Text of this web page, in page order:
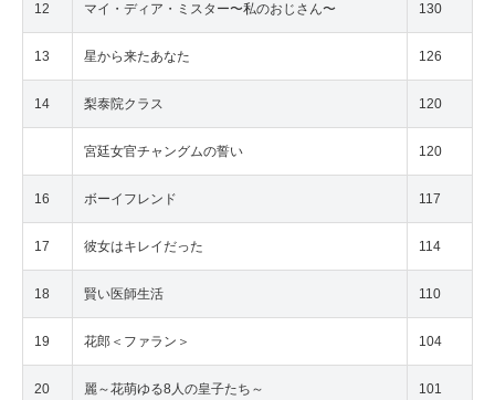
12 マイ・ディア・ミスター〜私のおじさん〜 130
13 星から来たあなた 126
14 梨泰院クラス 120
宮廷女官チャングムの誓い 120
16 ボーイフレンド 117
17 彼女はキレイだった 114
18 賢い医師生活 110
19 花郎＜ファラン＞ 104
20 麗～花萌ゆる8人の皇子たち～ 101